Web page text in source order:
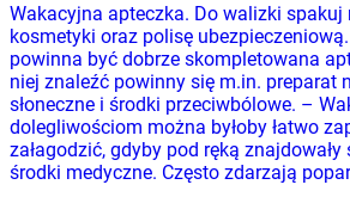
Wakacyjna apteczka. Do walizki spakuj
kosmetyki oraz polisę
powinna być dobrze skompletowana
niej znaleźć powinny się m.in. preparat
słoneczne i środki przeciwbólowe. –
dolegliwościom można byłoby łatwo
załagodzić, gdyby pod ręką
środki medyczne. Często zdarzają